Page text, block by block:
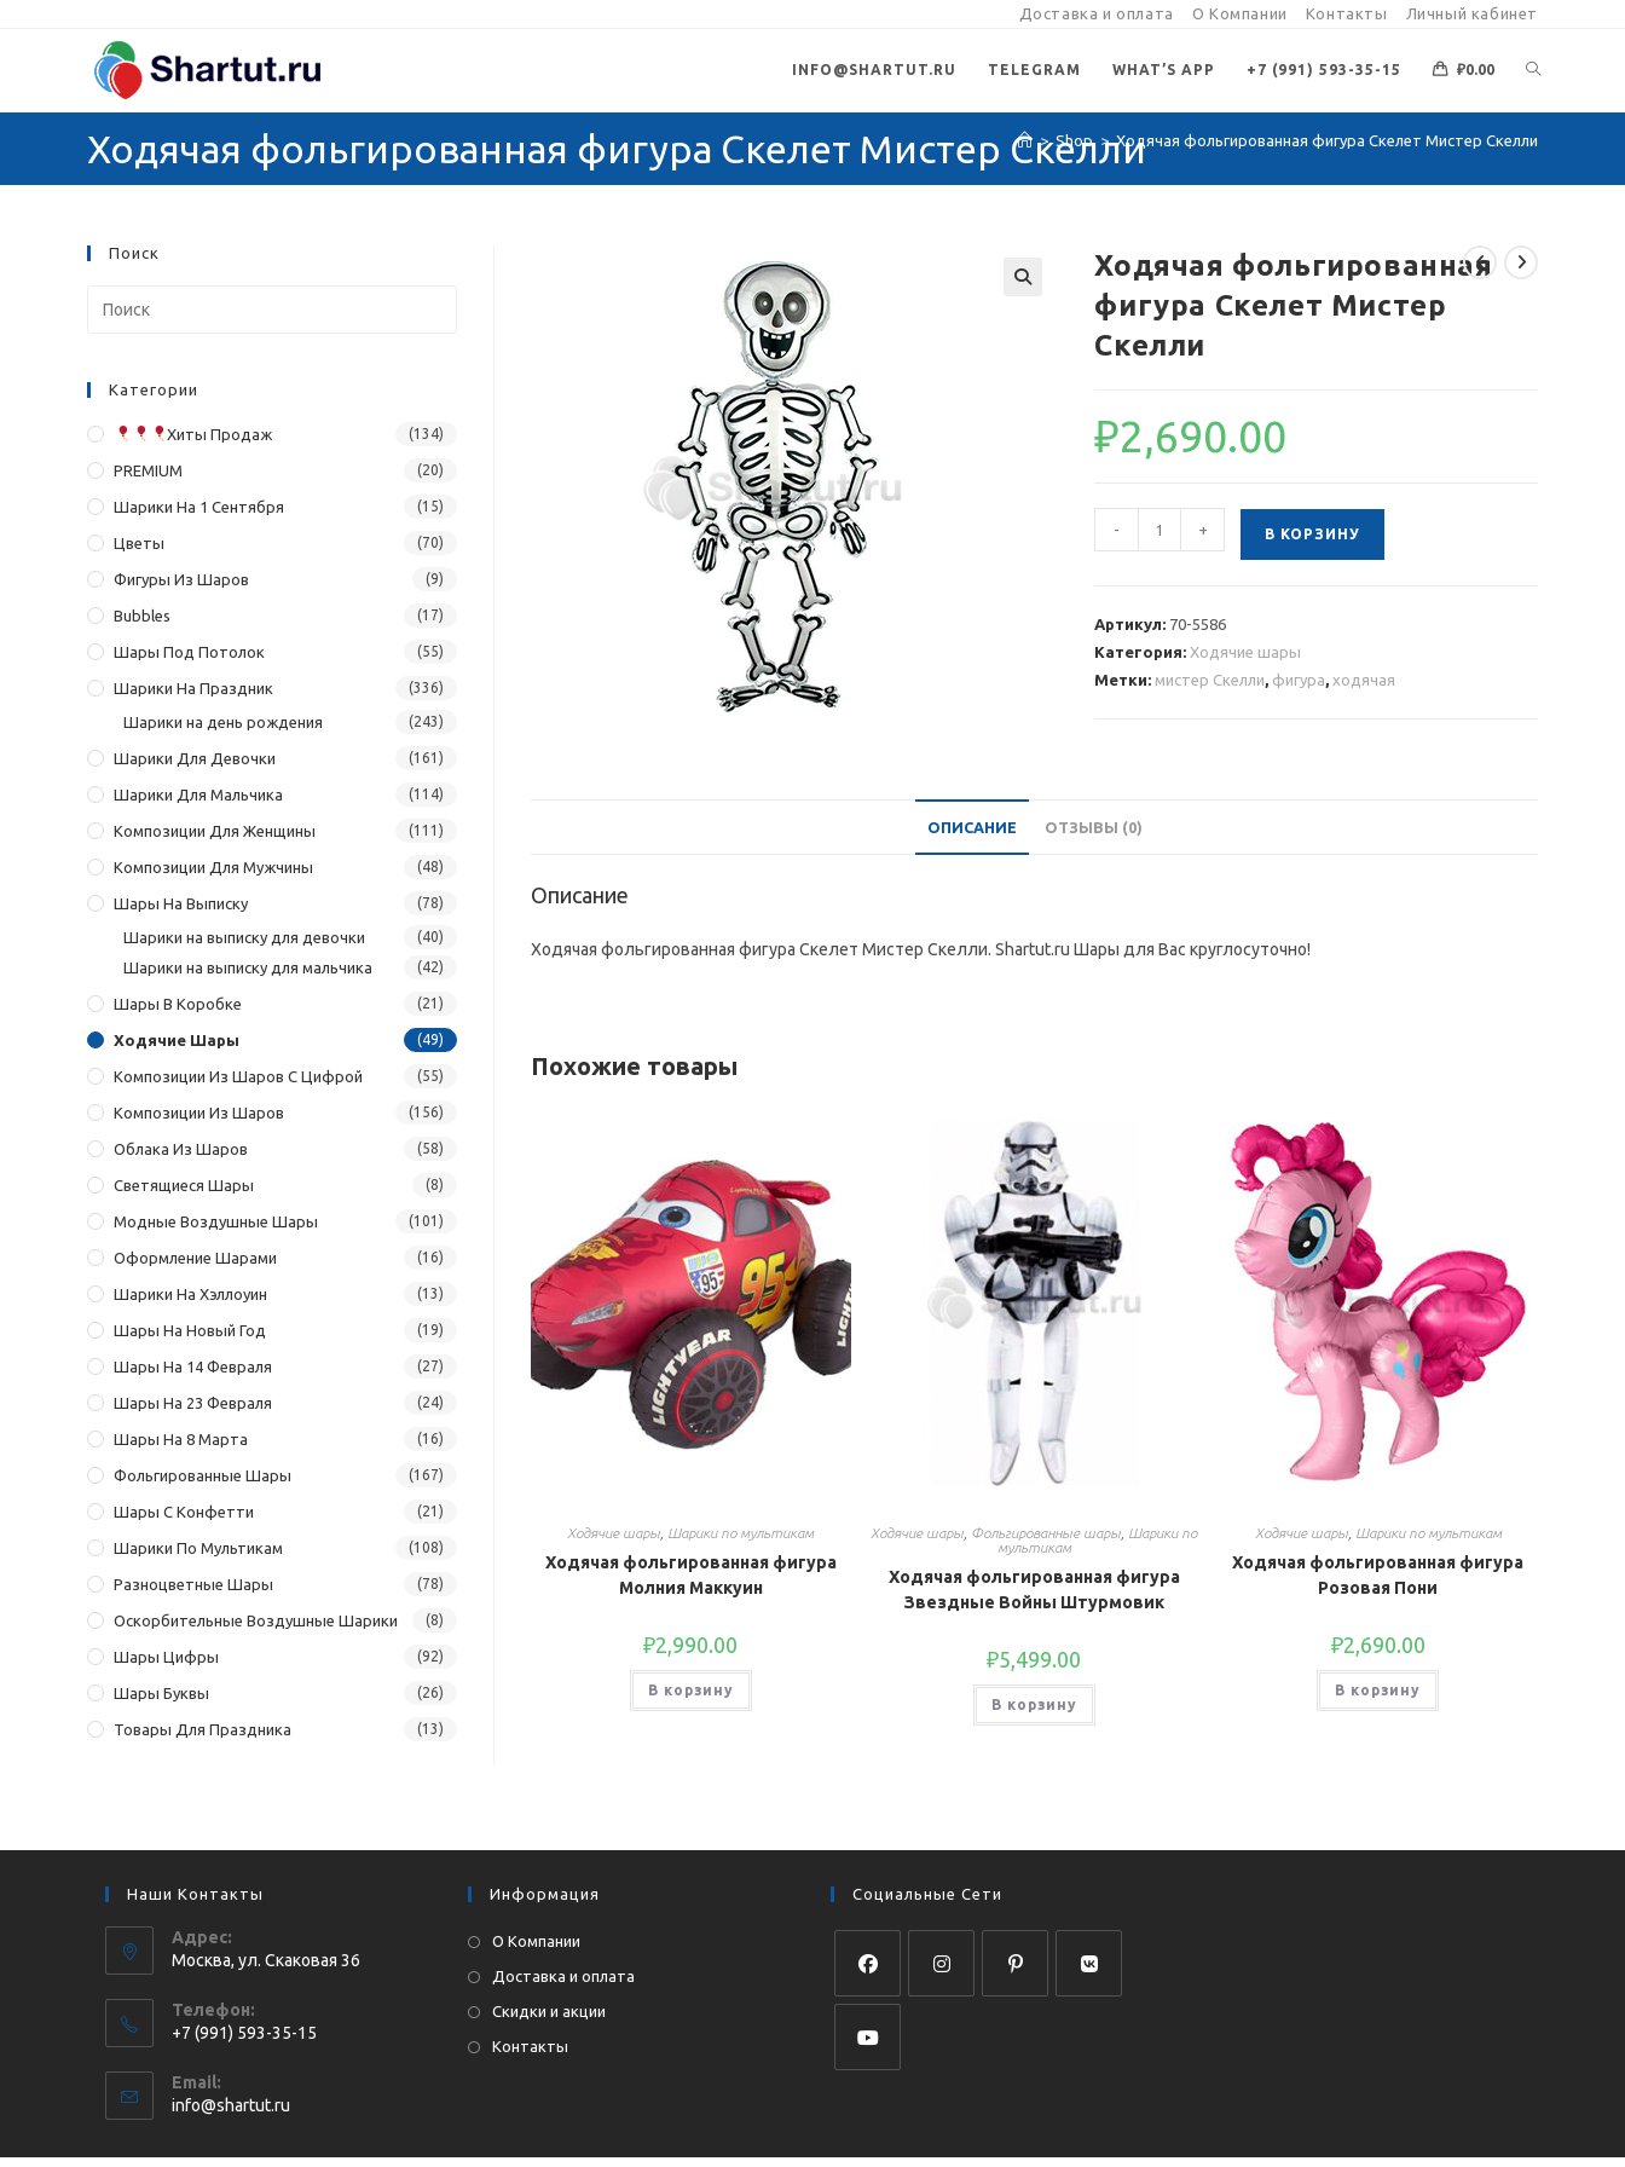
содержимому
Доставка и оплата О Компании Контакты Личный кабинет
INFO@SHARTUT.RU TELEGRAM WHAT’S APP +7 (991) 593-35-15 ₽0.00
ПОИСК
Ходячая фольгированная фигура Скелет Мистер Скелли
> Shop > Ходячая фольгированная фигура Скелет Мистер Скелли
Ходячая фольгированная
фигура Скелет Мистер
Скелли
₽2,690.00
Количество
товара
Скелет
- + В КОРЗИНУ
Артикул: 70-5586
Категория: Ходячие шары
Метки: мистер Скелли, фигура,ходячая
ОПИСАНИЕ ОТЗЫВЫ (0)
Описание
Ходячая фольгированная фигура Скелет Мистер Скелли. Shartut.ru Шары для Вас круглосуточно!
Похожие товары
Ходячие шары Шарики по мультикам
Ходячая фольгированная фигура
Молния Маккуин
₽2,990.00
В корзину
Ходячие шары Фольгированные шары Шарики по
мультикам
Ходячая фольгированная фигура
Звездные Войны Штурмовик
₽5,499.00
В корзину
Ходячие шары, Шарики по мультикам
Ходячая фольгированная фигура
Розовая Пони
₽2,690.00
В корзину
Поиск
Категории
Хиты Продаж (134)
PREMIUM (20)
Шарики На 1 Сентября (15)
Цветы (70)
Фигуры Из Шаров (9)
Bubbles (17)
Шары Под Потолок (55)
Шарики На Праздник (336)
Шарики на день рождения (243)
Шарики Для Девочки (161)
Шарики Для Мальчика (114)
Композиции Для Женщины (111)
Композиции Для Мужчины (48)
Шары На Выписку (78)
Шарики на выписку для девочки (40)
Шарики на выписку для мальчика (42)
Шары В Коробке (21)
Ходячие Шары (49)
Композиции Из Шаров С Цифрой (55)
Композиции Из Шаров (156)
Облака Из Шаров (58)
Светящиеся Шары (8)
Модные Воздушные Шары (101)
Оформление Шарами (16)
Шарики На Хэллоуин (13)
Шары На Новый Год (19)
Шары На 14 Февраля (27)
Шары На 23 Февраля (24)
Шары На 8 Марта (16)
Фольгированные Шары (167)
Шары С Конфетти (21)
Шарики По Мультикам (108)
Разноцветные Шары (78)
Оскорбительные Воздушные Шарики (8)
Шары Цифры (92)
Шары Буквы (26)
Товары Для Праздника (13)
Наши Контакты
Адрес:
Москва, ул. Cкаковая 36
Телефон:
+7 (991) 593-35-15
в
вашем
Email:
info@shartut.ru
Информация
О Компании
Доставка и оплата
Скидки и акции
Контакты
Социальные Сети
Откроется
новой